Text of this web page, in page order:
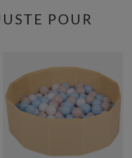
parc bébé avec balles plastiques aire
de jeu pliable basket, vert : turquoise
foncé/bleu pastel/jaune pastel/blanc,
100 balles
55,90 € item
POUR